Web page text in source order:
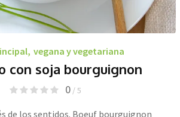
, vegana y vegetariana
con soja bourguignon
0/ 5
de los sentidos. Boeuf bourguignon